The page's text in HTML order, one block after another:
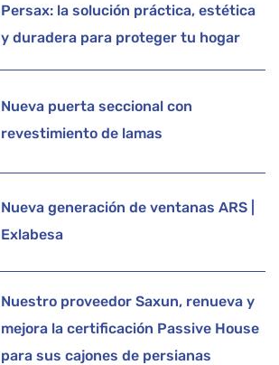
Persax: la solución práctica, estética
y duradera para proteger tu hogar
Nueva puerta seccional con
revestimiento de lamas
Nueva generación de ventanas ARS |
Exlabesa
Nuestro proveedor Saxun, renueva y
mejora la certificación Passive House
para sus cajones de persianas